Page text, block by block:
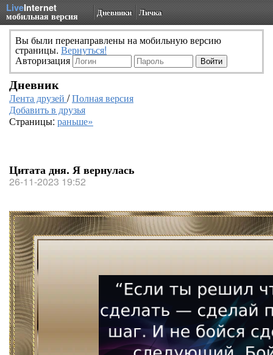
LiveInternet
мобильная версия Дневники Личка
Вы были перенаправлены на мобильную версию
страницы. Вернуться!
Авторизация
Дневник
Лента друзей /Полная версия
Добавить в друзья
Страницы: раньше»
Цитата дня. Я вернулась
26-11-2023 19:52